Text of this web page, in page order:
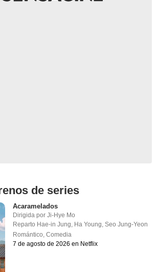
de series
Acaramelados
Dirigida porJi-Hye Mo
Reparto Hae-in Jung, Ha Young,Seo Jung-Yeon
Romántico,Comedia
7 de agosto de 2026 en Netflix